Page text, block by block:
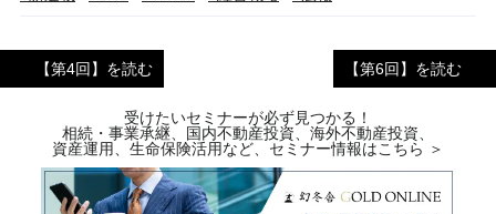
【第4回】を読む 【第6回】を読む
受けたいセミナーが必ず見つかる！
相続・事業承継、国内不動産投資、海外不動産投資、
資産運用、生命保険活用など、セミナー情報はこちら ＞